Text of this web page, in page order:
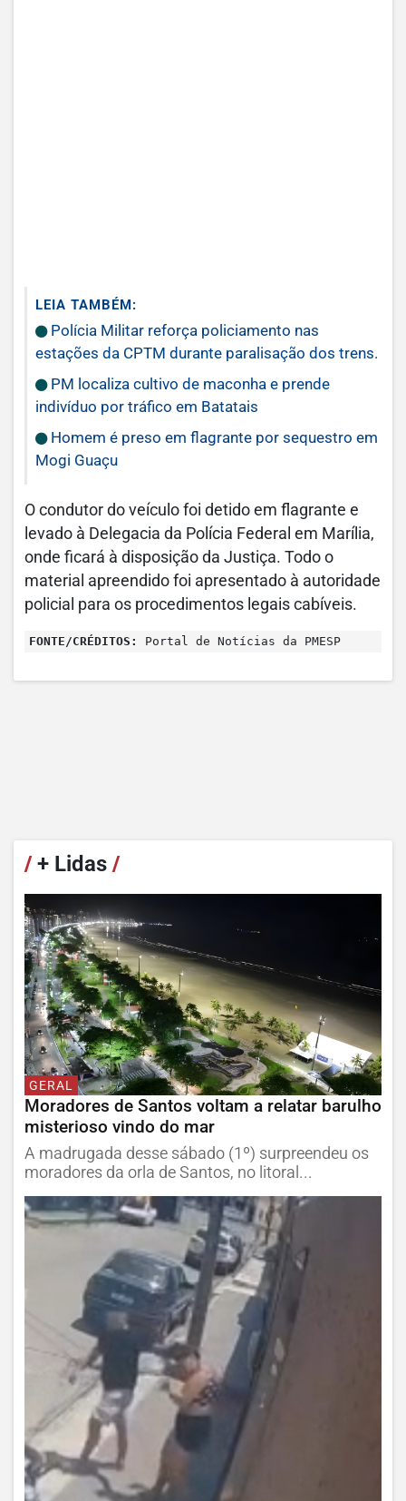
LEIA TAMBÉM:
Polícia Militar reforça policiamento nas
estações da CPTM durante paralisação dos trens.
PM localiza cultivo de maconha e prende
indivíduo por tráfico em Batatais
Homem é preso em flagrante por sequestro em
Mogi Guaçu
O condutor do veículo foi detido em flagrante e
levado à Delegacia da Polícia Federal em Marília,
onde ficará à disposição da Justiça. Todo o
material apreendido foi apresentado à autoridade
policial para os procedimentos legais cabíveis.
FONTE/CRÉDITOS: Portal de Notícias da PMESP
/+ Lidas /
GERAL
Moradores de Santos voltam a relatar barulho
misterioso vindo do mar
A madrugada desse sábado (1º) surpreendeu os
moradores da orla de Santos, no litoral...